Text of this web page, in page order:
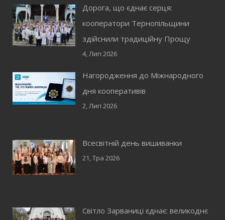
Дорога, що єднає серця:
кооператори Тернопільщини
здійснили традиційну Прощу
4, Лип 2026
Нагородження до Міжнародного
дня кооперативів
2, Лип 2026
Всесвітній день вишиванки
21, Тра 2026
Світло Зарваниці єднає: великоднє